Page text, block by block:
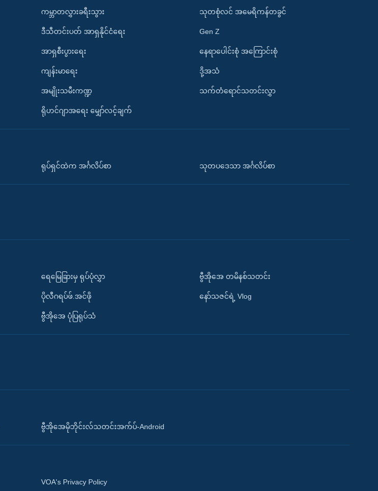
ကမ္ဘာတလွှားခရီးသွား
ဒီသီတင်းပတ် အာရှနိုင်ငံရေး
အာရှစီးပွားရေး
ကျန်းမာရေး
အမျိုးသမီးကဏ္ဍ
ရိုဟင်ဂျာအရေး မျှော်လင့်ချက်
သုတစုံလင် အမေရိကန်တခွင်
Gen Z
နေရာပေါင်းစုံ အကြောင်းစုံ
ဒို့အသံ
သက်တံရောင်သတင်းလွှာ
ရုပ်ရှင်ထဲက အင်္ဂလိပ်စာ သုတပဒေသာ အင်္ဂလိပ်စာ
ရေမြေခြားမှ ရုပ်ပုံလွှာ
ပိုလီဂရပ်ဖ်.အင်ဖို
ဗွီအိုအေ ပုံပြရုပ်သံ
ဗွီအိုအေ တမိနစ်သတင်း
နော်သဇင်ရဲ့ Vlog
ဗွီအိုအေမိုဘိုင်းလ်သတင်းအက်ပ်-Android
VOA's Privacy Policy